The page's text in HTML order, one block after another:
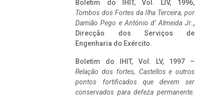
Boletim do IHIT, Vol. LIV, 1996,
Tombos dos Fortes da Ilha Terceira, por
Damião Pego e António d’ Almeida Jr.,
Direcção dos Serviços de
Engenharia do Exército.
Boletim do IHIT, Vol. LV, 1997 –
Relação dos fortes, Castellos e outros
pontos fortificados que devem ser
conservados para defeza permanente.